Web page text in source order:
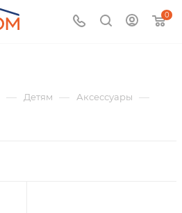
0
— Детям — Аксессуары —